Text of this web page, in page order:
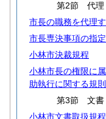
第2節 代理
市長の職務を代理
市長専決事項の指
小林市決裁規程
小林市長の権限に
助執行に関する規則
第3節 文書
小林市文書取扱規程